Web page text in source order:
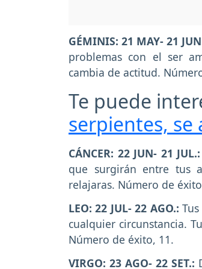
GÉMINIS: 21 MAY- 21
problemas con el ser
cambia de actitud.
Te puede
serpientes,
CÁNCER: 22 JUN- 21 JUL.:
que surgirán entre tus
relajaras. Número de
LEO: 22 JUL- 22 AGO.:
cualquier circunstancia.
Número de éxito, 11.
VIRGO: 23 AGO- 22 SET.: